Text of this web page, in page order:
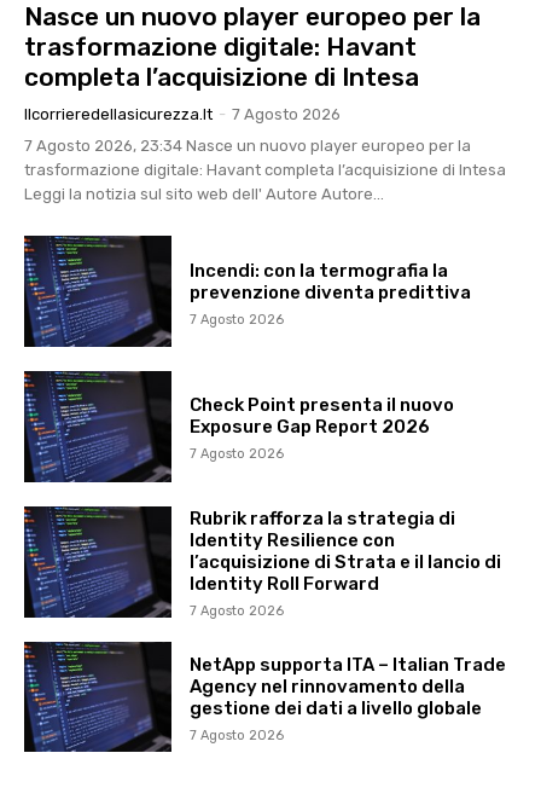
Nasce un nuovo player europeo per la
trasformazione digitale: Havant
completa l’acquisizione di Intesa
Ilcorrieredellasicurezza.it - 7 Agosto 2026
7 Agosto 2026, 23:34 Nasce un nuovo player europeo per la
trasformazione digitale: Havant completa l’acquisizione di Intesa
Leggi la notizia sul sito web dell' Autore Autore...
Incendi: con la termografia la
prevenzione diventa predittiva
7 Agosto 2026
Check Point presenta il nuovo
Exposure Gap Report 2026
7 Agosto 2026
Rubrik rafforza la strategia di
Identity Resilience con
l’acquisizione di Strata e il lancio di
Identity Roll Forward
7 Agosto 2026
NetApp supporta ITA – Italian Trade
Agency nel rinnovamento della
gestione dei dati a livello globale
7 Agosto 2026